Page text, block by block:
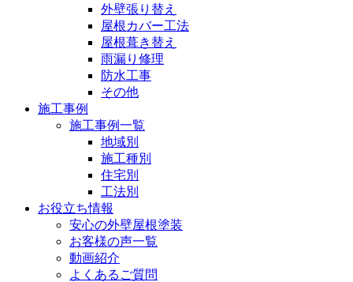
外壁張り替え
屋根カバー工法
屋根葺き替え
雨漏り修理
防水工事
その他
施工事例
施工事例一覧
地域別
施工種別
住宅別
工法別
お役立ち情報
安心の外壁屋根塗装
お客様の声一覧
動画紹介
よくあるご質問